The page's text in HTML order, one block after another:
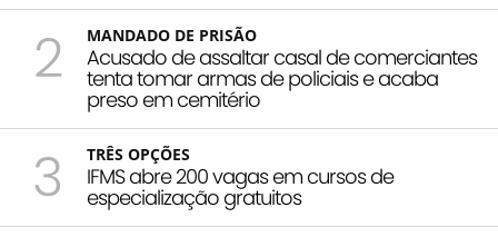
2 MANDADO DE PRISÃO
Acusado de assaltar casal de comerciantes
tenta tomar armas de policiais e acaba
preso em cemitério
3 TRÊS OPÇÕES
IFMS abre 200 vagas em cursos de
especialização gratuitos